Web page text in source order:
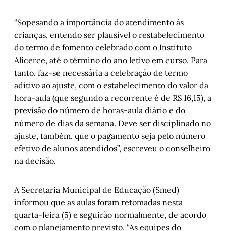
“Sopesando a importância do atendimento às
crianças, entendo ser plausível o restabelecimento
do termo de fomento celebrado com o Instituto
Alicerce, até o término do ano letivo em curso. Para
tanto, faz-se necessária a celebração de termo
aditivo ao ajuste, com o estabelecimento do valor da
hora-aula (que segundo a recorrente é de R$ 16,15), a
previsão do número de horas-aula diário e do
número de dias da semana. Deve ser disciplinado no
ajuste, também, que o pagamento seja pelo número
efetivo de alunos atendidos”, escreveu o conselheiro
na decisão.
A Secretaria Municipal de Educação (Smed)
informou que as aulas foram retomadas nesta
quarta-feira (5) e seguirão normalmente, de acordo
com o planejamento previsto. “As equipes do